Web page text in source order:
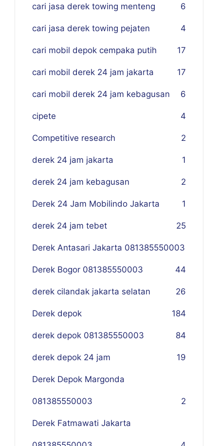
cari jasa derek towing menteng 6
cari jasa derek towing pejaten 4
cari mobil depok cempaka putih 17
cari mobil derek 24 jam jakarta 17
cari mobil derek 24 jam kebagusan 6
cipete 4
Competitive research 2
derek 24 jam jakarta 1
derek 24 jam kebagusan 2
Derek 24 Jam Mobilindo Jakarta 1
derek 24 jam tebet 25
Derek Antasari Jakarta 081385550003
4
Derek Bogor 081385550003 4
derek cilandak jakarta selatan 26
Derek depok 184
derek depok 081385550003 84
derek depok 24 jam 19
Derek Depok Margonda
081385550003 2
Derek Fatmawati Jakarta